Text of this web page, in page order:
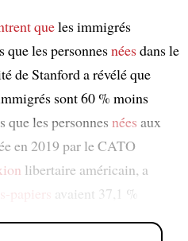
queles immigrés
les personnesnéesdans le
de Stanford a révélé que
sont 60 % moins
que les personnes nées aux
en 2019 par le CATO
libertaire américain, a
papiers avaient 37,1 %